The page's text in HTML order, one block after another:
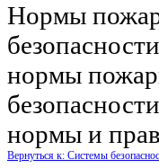
Нормы
нормы
нормы и
Вернуться к: Системы